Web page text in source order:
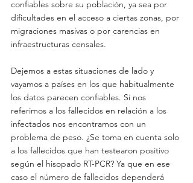
confiables sobre su población, ya sea por
dificultades en el acceso a ciertas zonas, por
migraciones masivas o por carencias en
infraestructuras censales.
Dejemos a estas situaciones de lado y
vayamos a países en los que habitualmente
los datos parecen confiables. Si nos
referimos a los fallecidos en relación a los
infectados nos encontramos con un
problema de peso. ¿Se toma en cuenta solo
a los fallecidos que han testearon positivo
según el hisopado RT-PCR? Ya que en ese
caso el número de fallecidos dependerá